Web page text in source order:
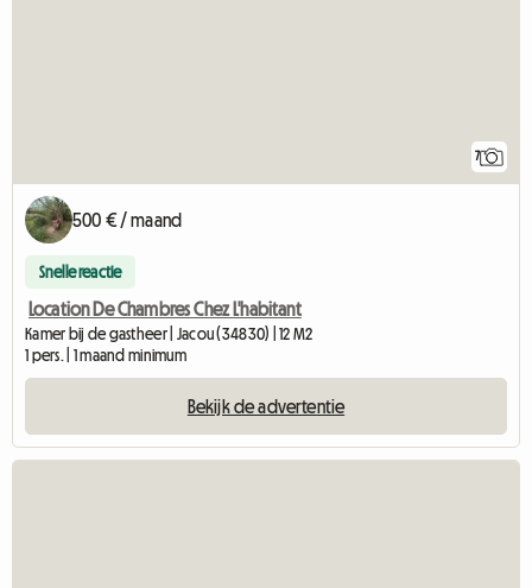
7
500 € / maand
Snelle reactie
Location De Chambres Chez L'habitant
Kamer bij de gastheer | Jacou (34830) | 12 M2
1 pers. | 1 maand minimum
Bekijk de advertentie